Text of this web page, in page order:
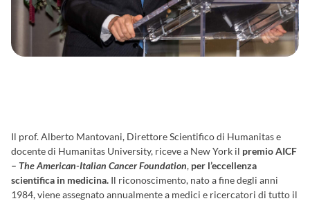
Il prof. Alberto Mantovani, Direttore Scientifico di Humanitas e
docente di Humanitas University, riceve a New York il premio AICF
– The American-Italian Cancer Foundation, per l’eccellenza
scientifica in medicina. Il riconoscimento, nato a fine degli anni
1984, viene assegnato annualmente a medici e ricercatori di tutto il